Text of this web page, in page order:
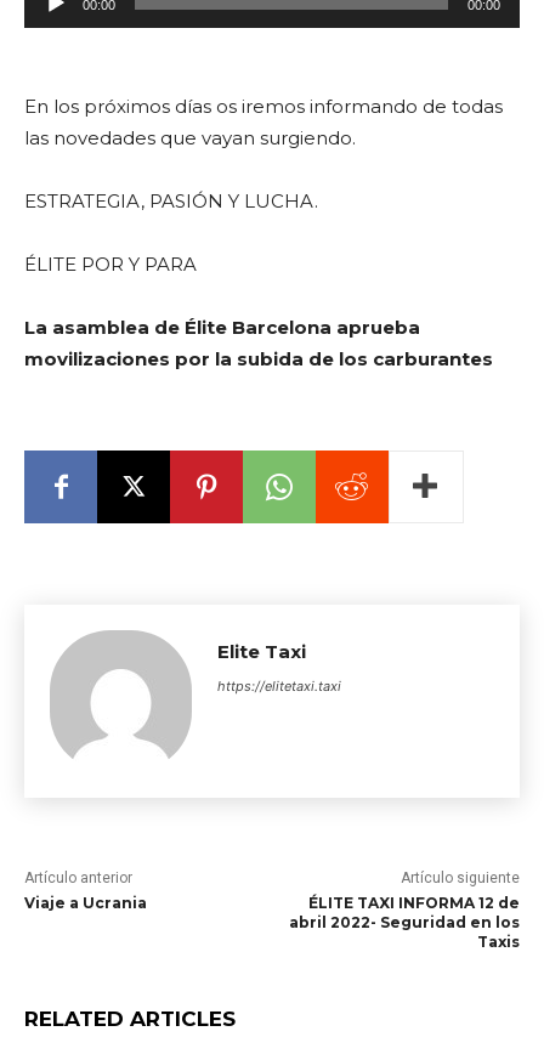
e
o
d
c
o
d
e
o
00:00 00:00
En los próximos días os iremos informando de todas
las novedades que vayan surgiendo.
ESTRATEGIA, PASIÓN Y LUCHA.
ÉLITE POR Y PARA
La asamblea de Élite Barcelona aprueba
movilizaciones por la subida de los carburantes
Elite Taxi
https://elitetaxi.taxi
Artículo anterior
Viaje a Ucrania
Artículo siguiente
ÉLITE TAXI INFORMA 12 de
abril 2022- Seguridad en los
Taxis
RELATED ARTICLES